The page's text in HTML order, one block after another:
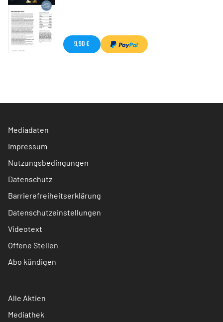
9,90 €
Mediadaten
Impressum
Nutzungsbedingungen
Datenschutz
Barrierefreiheitserklärung
Datenschutzeinstellungen
Videotext
Offene Stellen
Abo kündigen
Alle Aktien
Mediathek